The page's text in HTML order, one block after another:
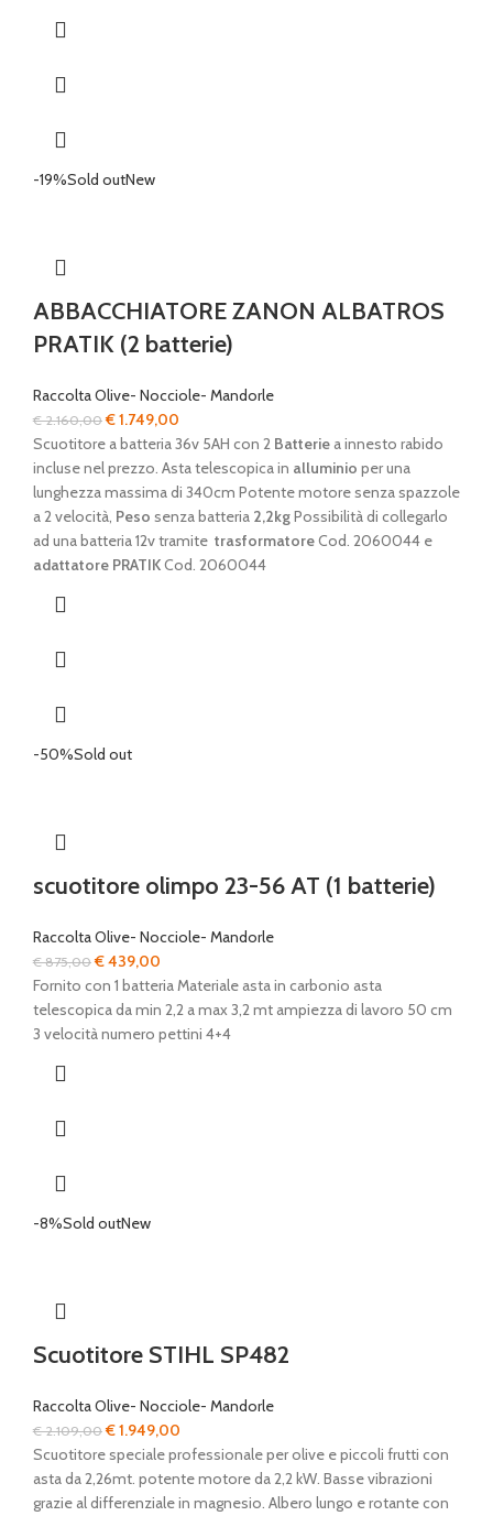
-19%Sold outNew
ABBACCHIATORE ZANON ALBATROS
PRATIK (2 batterie)
Raccolta Olive- Nocciole- Mandorle
€2.160,00Il
prezzo
originale
era:
€ 2.160,00.
€1.749,00
prezzo
attuale
è:
€ 1.749,00.
Scuotitore a batteria 36v 5AH con 2 Batterie a innesto rabido
incluse nel prezzo. Asta telescopica in alluminio per una
lunghezza massima di 340cm Potente motore senza spazzole
a 2 velocità, Peso senza batteria 2,2kgPossibilità di collegarlo
ad una batteria 12v tramite trasformatoreCod. 2060044 e
adattatore PRATIKCod. 2060044
-50%Sold out
scuotitore olimpo 23-56 AT (1 batterie)
Raccolta Olive- Nocciole- Mandorle
€875,00Il
prezzo
originale
era:
€439,00
prezzo
attuale
è:
Fornito con 1 batteria Materiale asta in carbonio asta
telescopica da min 2,2 a max 3,2 mt ampiezza di lavoro 50 cm
3 velocità numero pettini 4+4
-8%Sold outNew
Scuotitore STIHL SP482
Raccolta Olive- Nocciole- Mandorle
€2.109,00Il
prezzo
originale
era:
€1.949,00
prezzo
attuale
è:
Scuotitore speciale professionale per olive e piccoli frutti con
asta da 2,26mt. potente motore da 2,2 kW. Basse vibrazioni
grazie al differenziale in magnesio. Albero lungo e rotante con